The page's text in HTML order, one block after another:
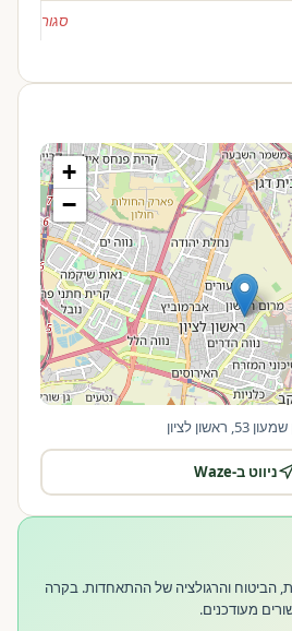
סגור
+
−
ראשון לציון
ניווט ב-Waze
הביטוח והרגולציה של ההתאחדות. בקרה
מעודכנים.